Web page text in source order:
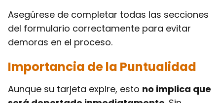
Asegúrese de completar todas las secciones
del formulario correctamente para evitar
demoras en el proceso.
Importancia de la Puntualidad
Aunque su tarjeta expire, esto no implica que